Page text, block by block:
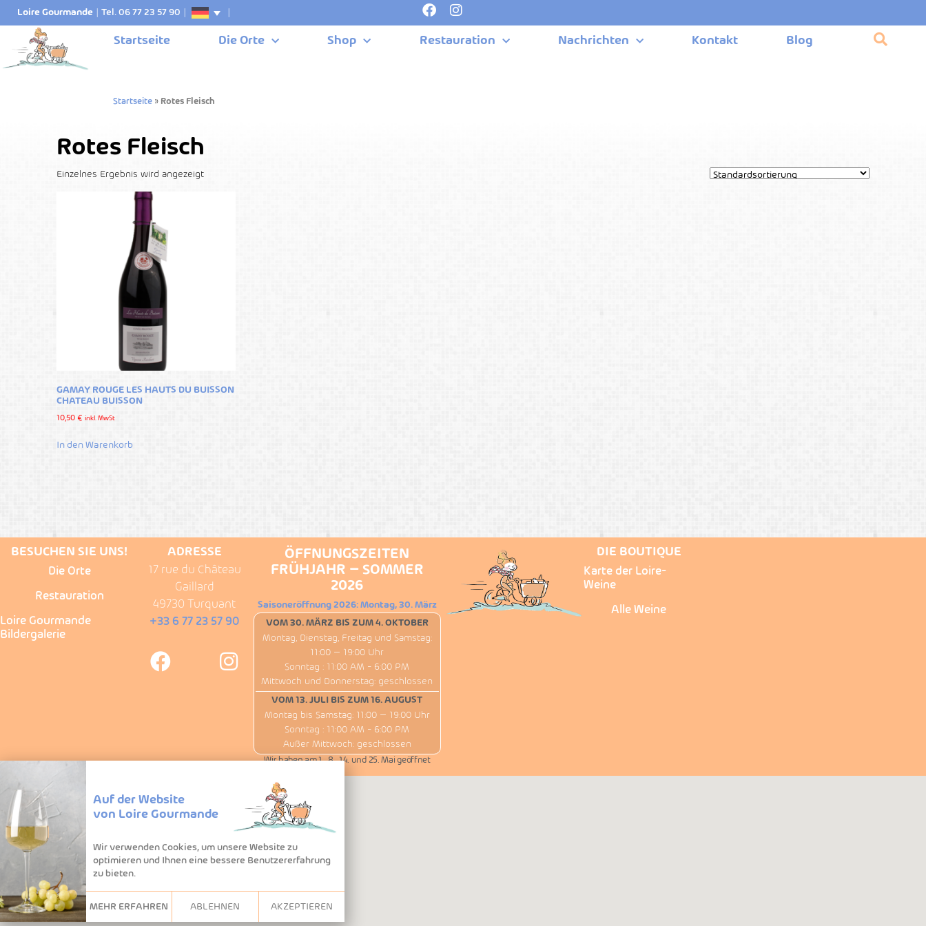
Loire Gourmande Tel. 06 77 23 57 90
Startseite Die Orte Shop Restauration Nachrichten Kontakt Blog
Startseite» Rotes Fleisch
Rotes Fleisch
Einzelnes Ergebnis wird angezeigt
GAMAY ROUGE LES HAUTS DU BUISSON
CHATEAU BUISSON
10,50€ inkl. MwSt
In den Warenkorb
Auf der Website
von Loire Gourmande
Wir verwenden Cookies, um unsere Website zu
optimieren und Ihnen eine bessere Benutzererfahrung
zu bieten.
MEHR ERFAHREN ABLEHNEN AKZEPTIEREN
BESUCHEN SIE UNS!
Die Orte
Restauration
Loire Gourmande
Bildergalerie
ADRESSE
17 rue du Château
Gaillard
49730 Turquant
+33 6 77 23 57 90
ÖFFNUNGSZEITEN
FRÜHJAHR – SOMMER
2026
Saisoneröffnung 2026: Montag, 30. März
VOM 30. MÄRZ BIS ZUM 4. OKTOBER
Montag, Dienstag, Freitag und Samstag:
11:00 – 19:00 Uhr
Sonntag : 11:00 AM - 6:00 PM
Mittwoch und Donnerstag: geschlossen
VOM 13. JULI BIS ZUM 16. AUGUST
Montag bis Samstag: 11:00 – 19:00 Uhr
Sonntag : 11:00 AM - 6:00 PM
Außer Mittwoch: geschlossen
Wir haben am 1., 8., 14. und 25. Mai geöffnet
DIE BOUTIQUE
Karte der Loire-
Weine
Alle Weine